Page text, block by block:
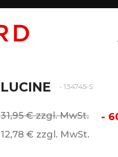
LUCINE - 134745-S
31,95 € zzgl. MwSt. -
12,78 € zzgl. MwSt.